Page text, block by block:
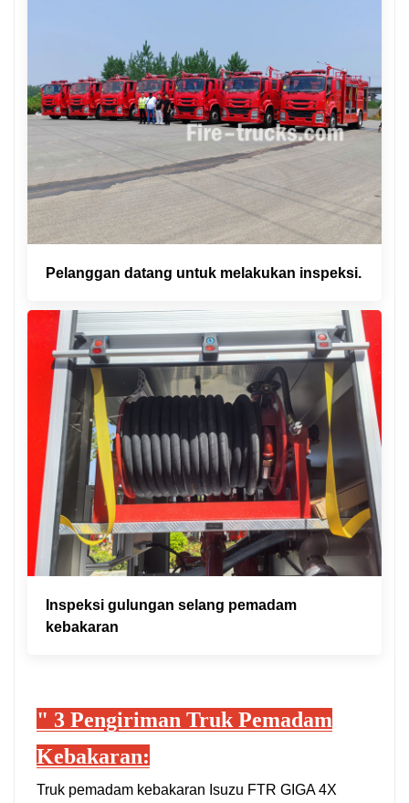
Pelanggan datang untuk melakukan inspeksi.
Inspeksi gulungan selang pemadam
kebakaran
" 3 Pengiriman Truk Pemadam
Kebakaran:
Truk pemadam kebakaran Isuzu FTR GIGA 4X